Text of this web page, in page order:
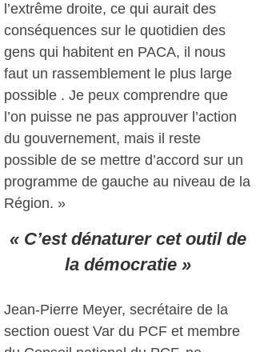
l’extrême droite, ce qui aurait des
conséquences sur le quotidien des
gens qui habitent en PACA, il nous
faut un rassemblement le plus large
possible . Je peux comprendre que
l’on puisse ne pas approuver l’action
du gouvernement, mais il reste
possible de se mettre d’accord sur un
programme de gauche au niveau de la
Région. »
« C’est dénaturer cet outil de
la démocratie »
Jean-Pierre Meyer, secrétaire de la
section ouest Var du PCF et membre